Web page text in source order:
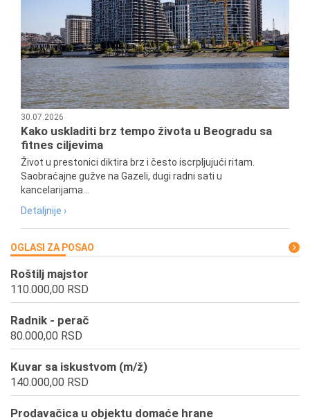
30.07.2026
Kako uskladiti brz tempo života u Beogradu sa
fitnes ciljevima
Život u prestonici diktira brz i često iscrpljujući ritam.
Saobraćajne gužve na Gazeli, dugi radni sati u
kancelarijama...
Detaljnije ›
OGLASI ZA POSAO
Roštilj majstor
110.000,00 RSD
Radnik - perač
80.000,00 RSD
Kuvar sa iskustvom (m/ž)
140.000,00 RSD
Prodavačica u objektu domaće hrane